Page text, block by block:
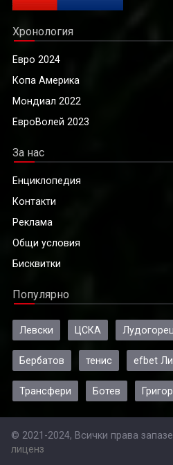
Хронология
Евро 2024
Копа Америка
Мондиал 2022
ЕвроВолей 2023
За нас
Енциклопедия
Контакти
Реклама
Общи условия
Бисквитки
Популярно
Левски ЦСКА Лудогорец
Бербатов тенис efbet
Трансфери Ботев
© 2021-2024, Всички права
лиценз